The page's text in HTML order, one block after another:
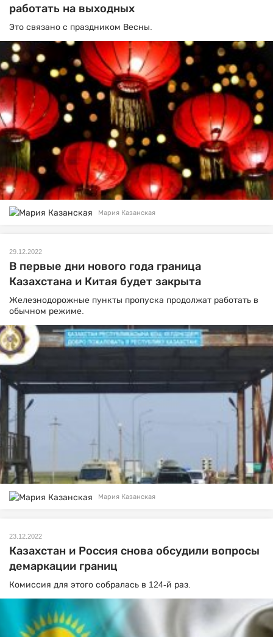
работать на выходных
Это связано с праздником Весны.
Мария Казанская
29.12.2022
В первые дни нового года граница
Казахстана и Китая будет закрыта
Железнодорожные пункты пропуска продолжат работать в
обычном режиме.
Мария Казанская
23.12.2022
Казахстан и Россия снова обсудили вопросы
демаркации границ
Комиссия для этого собралась в 124-й раз.